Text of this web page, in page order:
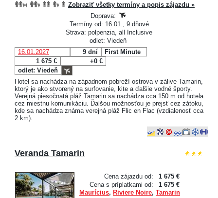
Zobraziť všetky termíny a popis zájazdu »
Doprava:
Termíny od: 16.01., 9 dňové
Strava: polpenzia, all Inclusive
odlet: Viedeň
16.01.2027
9 dní
First Minute
1 675 €
+0 €
odlet: Viedeň
Hotel sa nachádza na západnom pobreží ostrova v zálive Tamarin,
ktorý je ako stvorený na surfovanie, kite a ďalšie vodné športy.
Verejná piesočnatá pláž Tamarin sa nachádza cca 150 m od hotela
cez miestnu komunikáciu. Ďalšou možnosťou je prejsť cez zátoku,
kde sa nachádza známa verejná pláž Flic en Flac (vzdialenosť cca
2 km).
Veranda Tamarin
Cena zájazdu od:
1 675 €
Cena s príplatkami od:
1 675 €
Maurícius, Riviere Noire, Tamarin